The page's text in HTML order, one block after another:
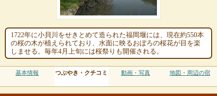
1722年に小貝川をせきとめて造られた福岡堰には、現在約550本
の桜の木が植えられており、水面に映るおぼろの桜花が目を楽
しませる。毎年4月上旬には桜祭りも開催される。
基本情報 つぶやき・クチコミ 動画・写真 地図・周辺の宿